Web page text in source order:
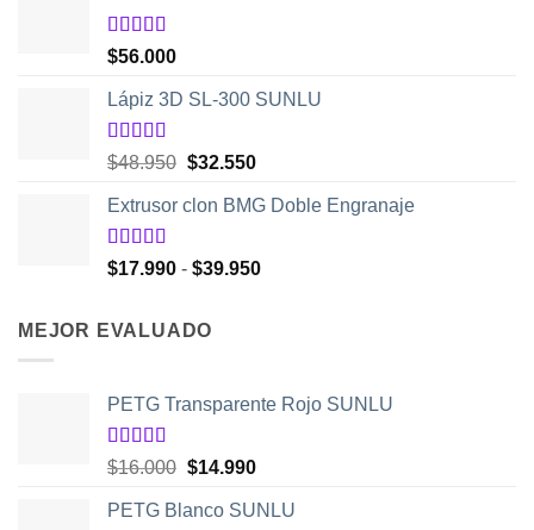
$5.980.
Valorado
5
$56.000
Lápiz 3D SL-300 SUNLU
Valorado
de 5
$48.950 El
original
$48.950.
$32.550El
actual
$32.550.
Extrusor clon BMG Doble Engranaje
Valorado
$17.990 - $39.950Rango
hasta
$39.950
MEJOR EVALUADO
PETG Transparente Rojo SUNLU
Valorado
de
5
$16.000 El
original
$14.990El
actual
PETG Blanco SUNLU